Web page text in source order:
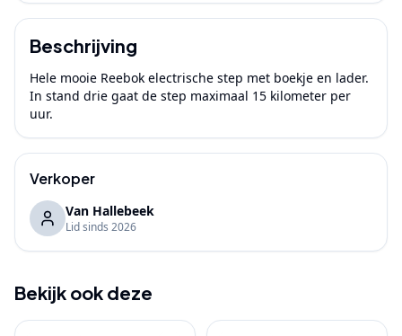
Beschrijving
Hele mooie Reebok electrische step met boekje en lader.
In stand drie gaat de step maximaal 15 kilometer per
uur.
Verkoper
Van Hallebeek
Lid sinds 2026
Bekijk ook deze